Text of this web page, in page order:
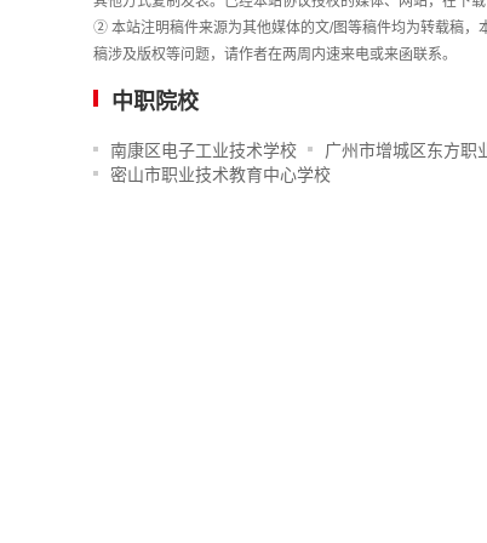
② 本站注明稿件来源为其他媒体的文/图等稿件均为转载稿，
稿涉及版权等问题，请作者在两周内速来电或来函联系。
中职院校
南康区电子工业技术学校 广州市增城区东方职
密山市职业技术教育中心学校